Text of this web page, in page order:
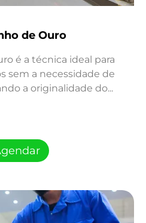
de Ouro
é a técnica ideal para
sem a necessidade de
a originalidade do...